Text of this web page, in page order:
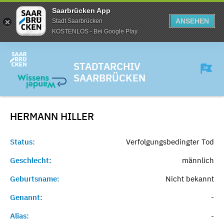
Saarbrücken App
Stadt Saarbrücken
KOSTENLOS - Bei Google Play
ANSEHEN
STADTARCHIV
SAARBRÜCKEN
HERMANN HILLER
Status:
Verfolgungsbedingter Tod
Geschlecht:
männlich
Geburtsname:
Nicht bekannt
Genannt:
-
Alias:
-